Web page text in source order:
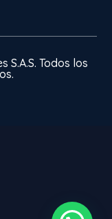
Todos los